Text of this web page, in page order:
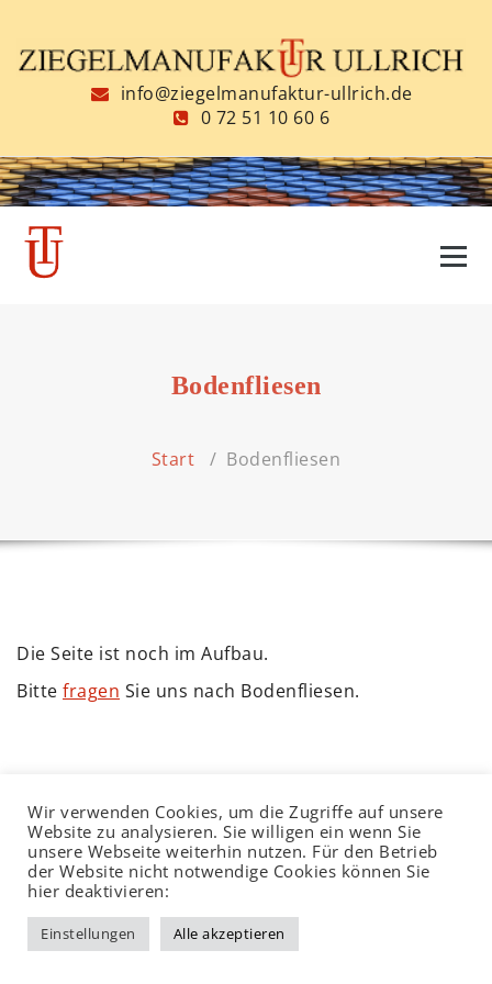
springen
info@ziegelmanufaktur-ullrich.de
0 72 51 10 60 6
Bodenfliesen
Start / Bodenfliesen
Die Seite ist noch im Aufbau.
Bitte fragen Sie uns nach Bodenfliesen.
© 2003-2026 Ziegelmanufaktur UllrichImpressum
Datenschutzerklärung
Wir verwenden Cookies, um die Zugriffe auf unsere
Website zu analysieren. Sie willigen ein wenn Sie
unsere Webseite weiterhin nutzen. Für den Betrieb
der Website nicht notwendige Cookies können Sie
hier deaktivieren:
Einstellungen Alle akzeptieren